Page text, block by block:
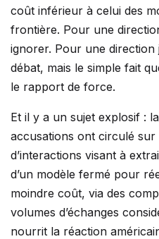
coût inférieur à celui des
frontière. Pour une
ignorer. Pour une direction
débat, mais le simple fait
le rapport de force.
Et il y a un sujet explosif : la
accusations ont circulé sur
d’interactions visant à
d’un modèle fermé pour
moindre coût, via des
volumes d’échanges
nourrit la réaction